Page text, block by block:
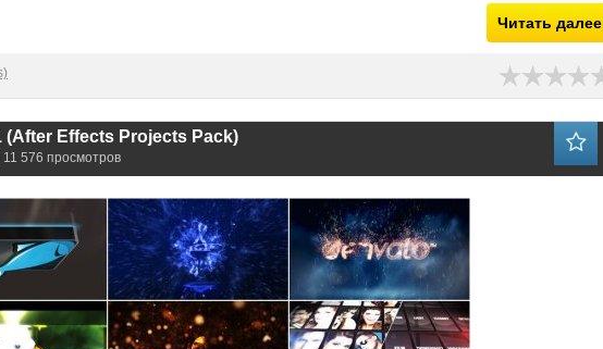
Читать далее
(After Effects Projects Pack)
11 576 просмотров